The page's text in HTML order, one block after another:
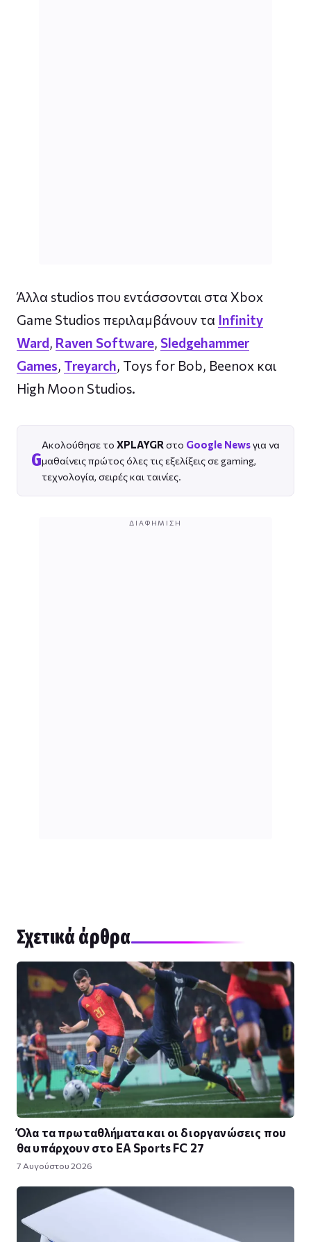
Άλλα studios που εντάσσονται στα Xbox
Game Studios περιλαμβάνουν τα Infinity
Ward, Raven Software, Sledgehammer
Games, Treyarch, Toys for Bob, Beenox και
High Moon Studios.
G
Ακολούθησε το XPLAYGR στο Google Newsγια να
μαθαίνεις πρώτος όλες τις εξελίξεις σε gaming,
τεχνολογία, σειρές και ταινίες.
ΔΙΑΦΉΜΙΣΗ
Σχετικά άρθρα
Όλα τα πρωταθλήματα και οι διοργανώσεις που
θα υπάρχουν στο EA Sports FC 27
7 Αυγούστου 2026